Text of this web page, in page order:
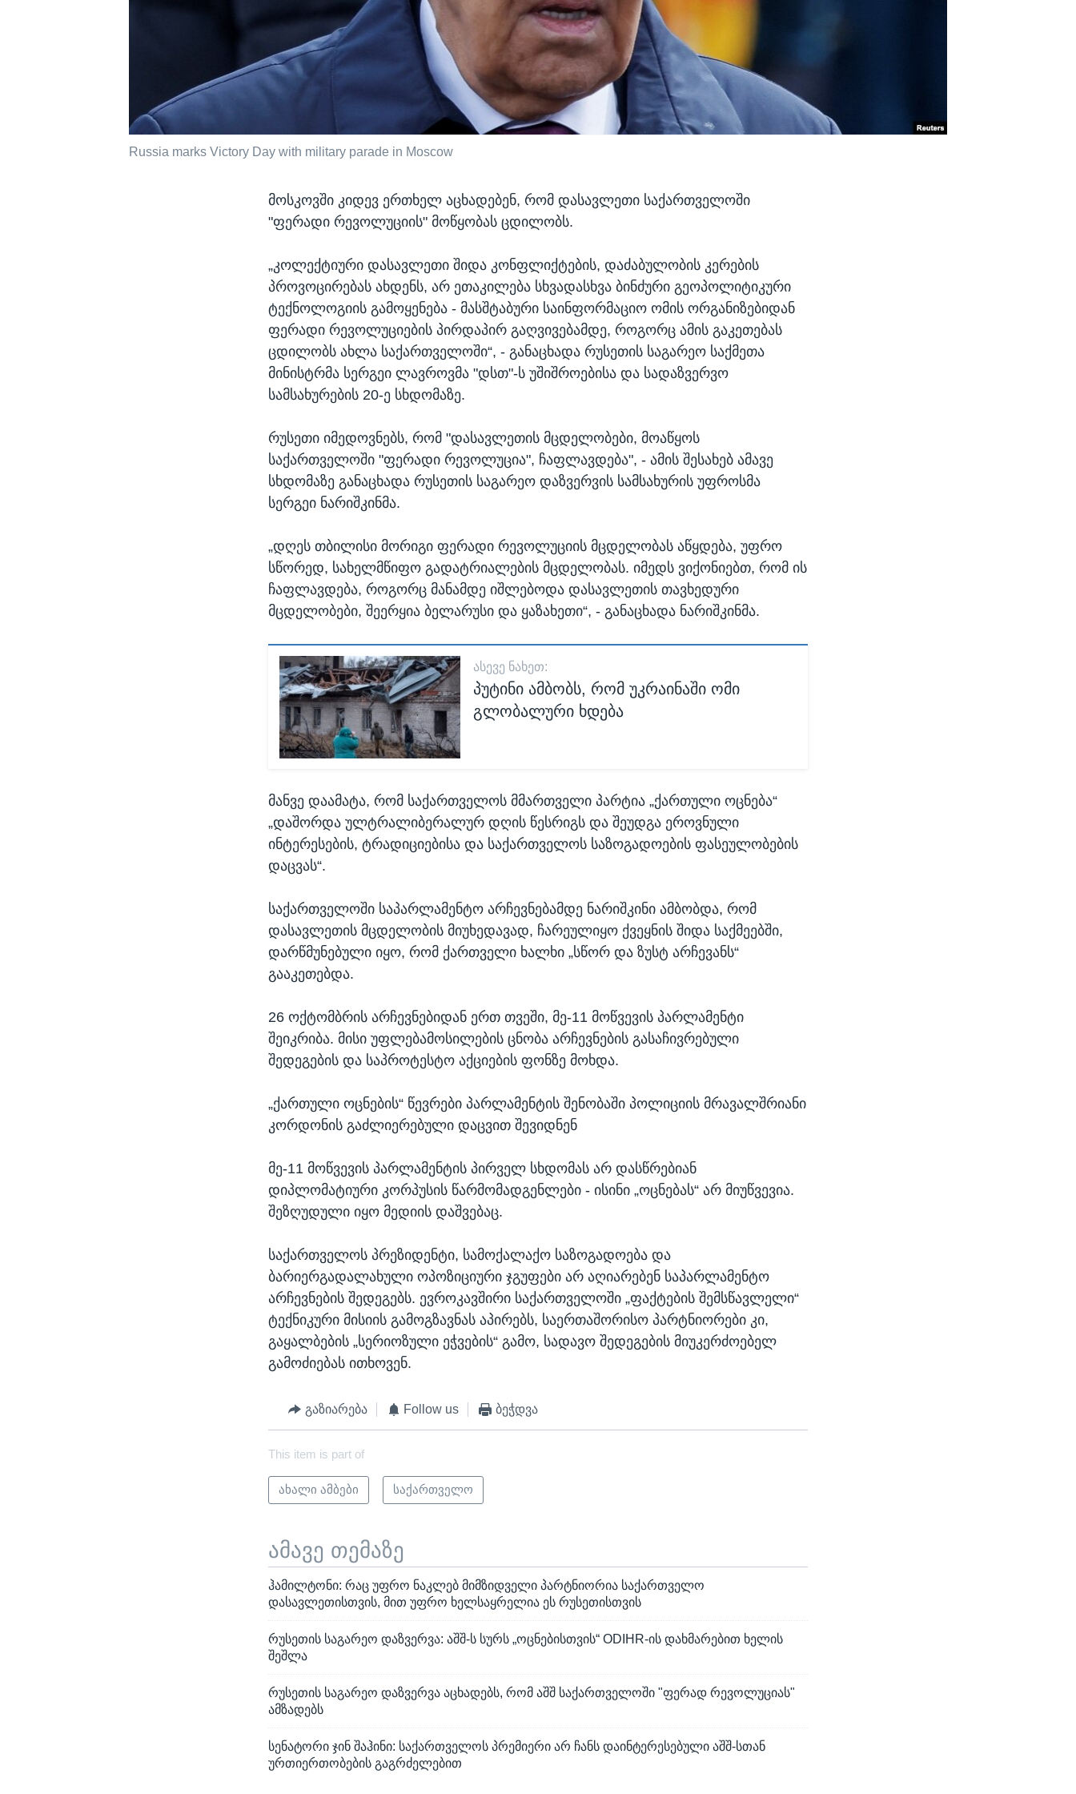
Russia marks Victory Day with military parade in Moscow
მოსკოვში კიდევ ერთხელ აცხადებენ, რომ დასავლეთი საქართველოში
"ფერადი რევოლუციის" მოწყობას ცდილობს.
„კოლექტიური დასავლეთი შიდა კონფლიქტების, დაძაბულობის კერების
პროვოცირებას ახდენს, არ ეთაკილება სხვადასხვა ბინძური გეოპოლიტიკური
ტექნოლოგიის გამოყენება - მასშტაბური საინფორმაციო ომის ორგანიზებიდან
ფერადი რევოლუციების პირდაპირ გაღვივებამდე, როგორც ამის გაკეთებას
ცდილობს ახლა საქართველოში“, - განაცხადა რუსეთის საგარეო საქმეთა
მინისტრმა სერგეი ლავროვმა "დსთ"-ს უშიშროებისა და სადაზვერვო
სამსახურების 20-ე სხდომაზე.
რუსეთი იმედოვნებს, რომ "დასავლეთის მცდელობები, მოაწყოს
საქართველოში "ფერადი რევოლუცია", ჩაფლავდება", - ამის შესახებ ამავე
სხდომაზე განაცხადა რუსეთის საგარეო დაზვერვის სამსახურის უფროსმა
სერგეი ნარიშკინმა.
„დღეს თბილისი მორიგი ფერადი რევოლუციის მცდელობას აწყდება, უფრო
სწორედ, სახელმწიფო გადატრიალების მცდელობას. იმედს ვიქონიებთ, რომ ის
ჩაფლავდება, როგორც მანამდე იშლებოდა დასავლეთის თავხედური
მცდელობები, შეერყია ბელარუსი და ყაზახეთი“, - განაცხადა ნარიშკინმა.
ᲐᲡᲔᲕᲔ ᲜᲐᲮᲔᲗ:
პუტინი ამბობს, რომ უკრაინაში ომი
გლობალური ხდება
მანვე დაამატა, რომ საქართველოს მმართველი პარტია „ქართული ოცნება“
„დაშორდა ულტრალიბერალურ დღის წესრიგს და შეუდგა ეროვნული
ინტერესების, ტრადიციებისა და საქართველოს საზოგადოების ფასეულობების
დაცვას“.
საქართველოში საპარლამენტო არჩევნებამდე ნარიშკინი ამბობდა, რომ
დასავლეთის მცდელობის მიუხედავად, ჩარეულიყო ქვეყნის შიდა საქმეებში,
დარწმუნებული იყო, რომ ქართველი ხალხი „სწორ და ზუსტ არჩევანს“
გააკეთებდა.
26 ოქტომბრის არჩევნებიდან ერთ თვეში, მე-11 მოწვევის პარლამენტი
შეიკრიბა. მისი უფლებამოსილების ცნობა არჩევნების გასაჩივრებული
შედეგების და საპროტესტო აქციების ფონზე მოხდა.
„ქართული ოცნების“ წევრები პარლამენტის შენობაში პოლიციის მრავალშრიანი
კორდონის გაძლიერებული დაცვით შევიდნენ
მე-11 მოწვევის პარლამენტის პირველ სხდომას არ დასწრებიან
დიპლომატიური კორპუსის წარმომადგენლები - ისინი „ოცნებას“ არ მიუწვევია.
შეზღუდული იყო მედიის დაშვებაც.
საქართველოს პრეზიდენტი, სამოქალაქო საზოგადოება და
ბარიერგადალახული ოპოზიციური ჯგუფები არ აღიარებენ საპარლამენტო
არჩევნების შედეგებს. ევროკავშირი საქართველოში „ფაქტების შემსწავლელი“
ტექნიკური მისიის გამოგზავნას აპირებს, საერთაშორისო პარტნიორები კი,
გაყალბების „სერიოზული ეჭვების“ გამო, სადავო შედეგების მიუკერძოებელ
გამოძიებას ითხოვენ.
გაზიარება Follow us ბეჭდვა
This item is part of
ახალი ამბები საქართველო
ამავე თემაზე
ჰამილტონი: რაც უფრო ნაკლებ მიმზიდველი პარტნიორია საქართველო
დასავლეთისთვის, მით უფრო ხელსაყრელია ეს რუსეთისთვის
რუსეთის საგარეო დაზვერვა: აშშ-ს სურს „ოცნებისთვის“ ODIHR-ის დახმარებით ხელის
შეშლა
რუსეთის საგარეო დაზვერვა აცხადებს, რომ აშშ საქართველოში "ფერად რევოლუციას"
ამზადებს
სენატორი ჯინ შაჰინი: საქართველოს პრემიერი არ ჩანს დაინტერესებული აშშ-სთან
ურთიერთობების გაგრძელებით